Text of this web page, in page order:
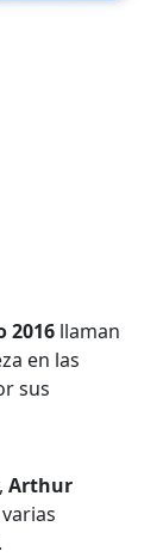
2016 llaman
en las
sus
Arthur